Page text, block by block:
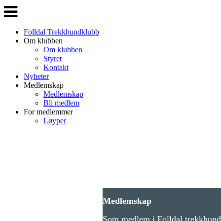
Veksle
navigasjon
Folldal Trekkhundklubb
Om klubben
Om klubben
Styret
Kontakt
Nyheter
Medlemskap
Medlemskap
Bli medlem
For medlemmer
Løyper
Medlemskap
Som medlem i Folldal